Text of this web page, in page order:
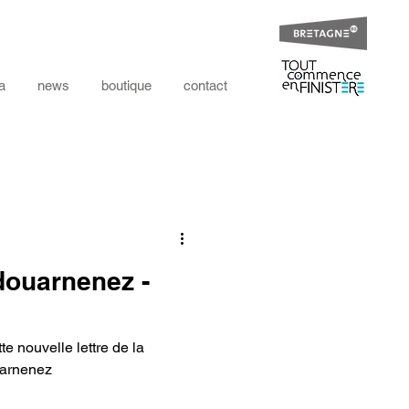
news boutique contact
-
nouvelle lettre de la